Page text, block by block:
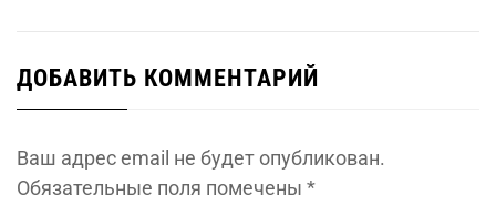
ДОБАВИТЬ КОММЕНТАРИЙ
Ваш адрес email не будет опубликован.
Обязательные поля помечены *